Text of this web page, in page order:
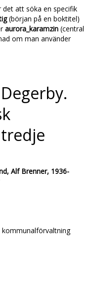
det att söka en specifik
(början på en boktitel)
aurora_karamzin (central
om man använder
Alf Brenner, 1936-